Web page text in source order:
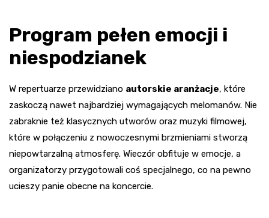
Program pełen emocji i
niespodzianek
W repertuarze przewidziano autorskie aranżacje, które
zaskoczą nawet najbardziej wymagających melomanów. Nie
zabraknie też klasycznych utworów oraz muzyki filmowej,
które w połączeniu z nowoczesnymi brzmieniami stworzą
niepowtarzalną atmosferę. Wieczór obfituje w emocje, a
organizatorzy przygotowali coś specjalnego, co na pewno
ucieszy panie obecne na koncercie.